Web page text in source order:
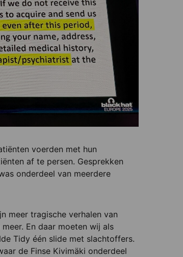
voerden met hun
af te persen. Gesprekken
onderdeel van meerdere
meer tragische verhalen van
En daar moeten wij als
Tidy één slide met slachtoffers.
de Finse Kivimäki onderdeel